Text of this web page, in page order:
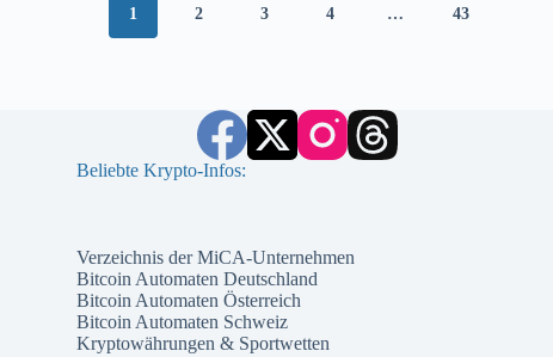
1 2 3 4 … 43
Beliebte Krypto-Infos:
Verzeichnis der MiCA-Unternehmen
Bitcoin Automaten Deutschland
Bitcoin Automaten Österreich
Bitcoin Automaten Schweiz
Kryptowährungen & Sportwetten